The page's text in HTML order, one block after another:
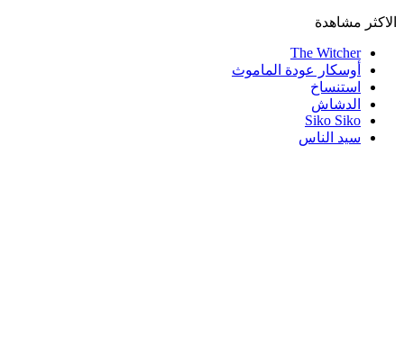
الاكثر مشاهدة
The Witcher
أوسكار عودة الماموث
استنساخ
الدشاش
Siko Siko
سيد الناس